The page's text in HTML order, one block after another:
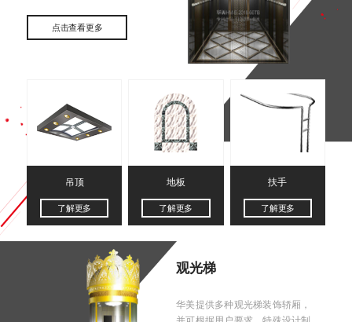
点击查看更多
吊顶
了解更多
地板
了解更多
扶手
了解更多
观光梯
华美提供多种观光梯装饰轿厢，